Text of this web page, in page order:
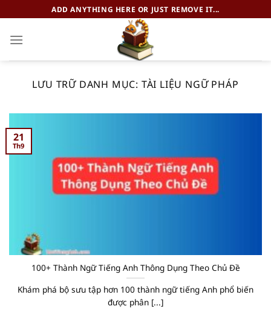
đến
nội
ADD ANYTHING HERE OR JUST REMOVE IT...
LƯU TRỮ DANH MỤC: TÀI LIỆU NGỮ PHÁP
100+ Thành Ngữ Tiếng Anh Thông Dụng Theo Chủ Đề
Khám phá bộ sưu tập hơn 100 thành ngữ tiếng Anh phổ biến
được phân [...]
21
Th9